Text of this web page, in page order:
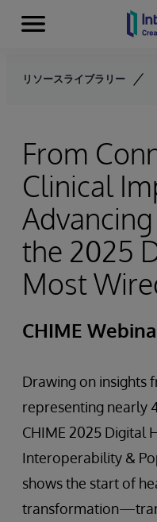
Skip to content
Menu
リソースライブラリー
From
Clinical
the 2025
Most
CHIME
Drawing on insights
representing nearly
CHIME 2025 Digital
Interoperability &
shows the start of